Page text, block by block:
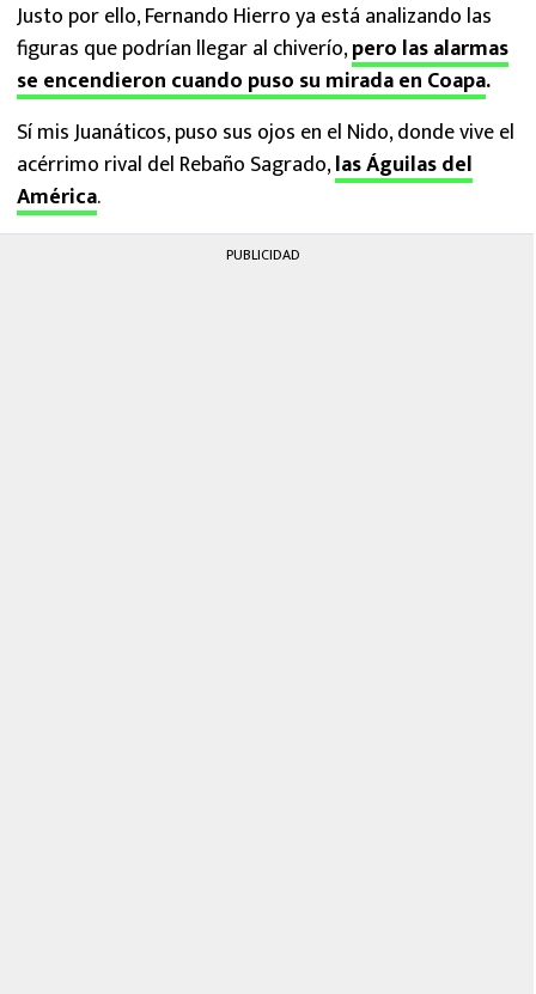
Justo por ello, Fernando Hierro ya está analizando las
figuras que podrían llegar al chiverío,pero las alarmas
se encendieron cuando puso su mirada en Coapa.
Sí mis Juanáticos, puso sus ojos en el Nido, donde vive el
acérrimo rival del Rebaño Sagrado,las Águilas del
América.
PUBLICIDAD